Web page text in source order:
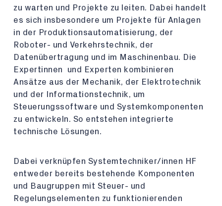
zu warten und Projekte zu leiten. Dabei handelt
es sich insbesondere um Projekte für Anlagen
in der Produktionsautomatisierung, der
Roboter- und Verkehrstechnik, der
Datenübertragung und im Maschinenbau. Die
Expertinnen und Experten kombinieren
Ansätze aus der Mechanik, der Elektrotechnik
und der Informationstechnik, um
Steuerungssoftware und Systemkomponenten
zu entwickeln. So entstehen integrierte
technische Lösungen.
Dabei verknüpfen Systemtechniker/innen HF
entweder bereits bestehende Komponenten
und Baugruppen mit Steuer- und
Regelungselementen zu funktionierenden